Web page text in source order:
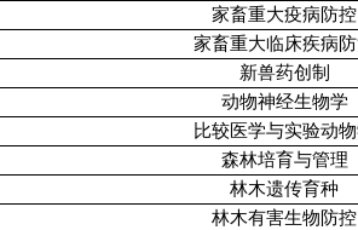
家畜重大疫病防控
家畜重大临床疾病
新兽药创制
动物神经生物学
比较医学与实验动
森林培育与管理
林木遗传育种
林木有害生物防控